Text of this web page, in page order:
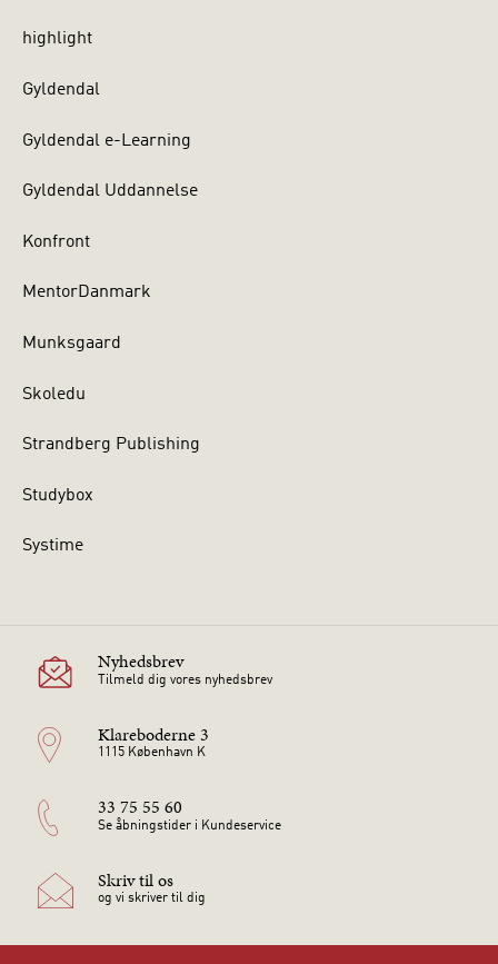
highlight
Gyldendal
Gyldendal e-Learning
Gyldendal Uddannelse
Konfront
MentorDanmark
Munksgaard
Skoledu
Strandberg Publishing
Studybox
Systime
Nyhedsbrev
Tilmeld dig vores nyhedsbrev
Klareboderne 3
1115 København K
33 75 55 60
Se åbningstider i Kundeservice
Skriv til os
og vi skriver til dig